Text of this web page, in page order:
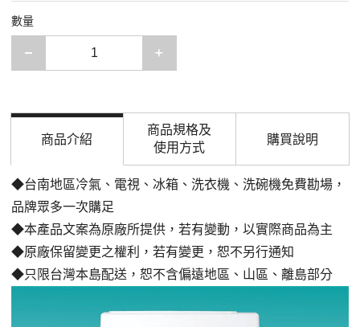
數量
減少一項
商品介紹
商品規格及
使用方式
購買說明
◆台南地區冷氣、電視、冰箱、洗衣機、洗碗機免費勘場，
品牌眾多一次購足
◆本產品文案為原廠所提供，若有變動，以實際商品為主
◆原廠保留變更之權利，若有變更，恕不另行通知
◆只限台灣本島配送，恕不含偏遠地區、山區、離島部分